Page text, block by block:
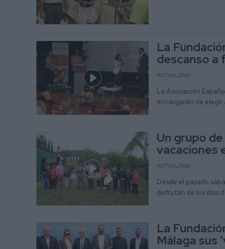
La
descanso a
ACTUALIDAD
La Asociación
encargarán de elegir
Un grupo
vacaciones
ACTUALIDAD
Desde el pasado
disfrutan de los días
La
Málaga sus